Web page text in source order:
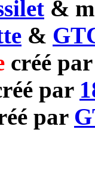
&
&
créé
par
par